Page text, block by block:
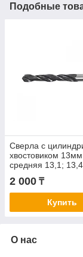
Подобные
Сверла с
хвостовиком 13мм
средняя 13,1;
2 000 ₸
Купить
О нас